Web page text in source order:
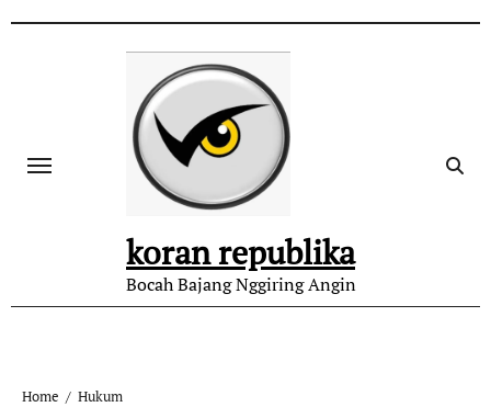
koran republika
Bocah Bajang Nggiring Angin
Home
Hukum